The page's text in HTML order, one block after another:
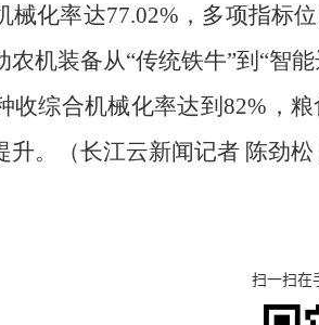
械化率达77.02%，多项指标
农机装备从“传统铁牛”到“智
收综合机械化率达到82%，
。（长江云新闻记者 陈劲松
扫一扫在